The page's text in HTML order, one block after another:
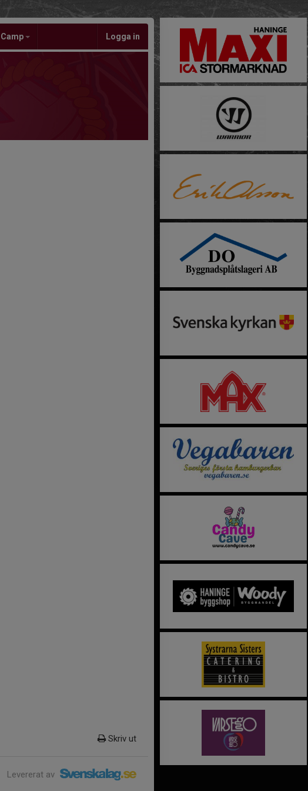
Camp Logga in
Skriv ut
Levererat av